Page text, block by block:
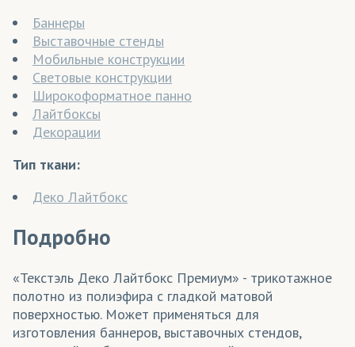
Баннеры
Выставочные стенды
Мобильные конструкции
Световые конструкции
Широкоформатное панно
Лайтбоксы
Декорации
Тип ткани:
Деко Лайтбокс
Подробно
«Текстэль Деко Лайтбокс Премиум» - трикотажное
полотно из полиэфира с гладкой матовой
поверхностью. Может применяться для
изготовления баннеров, выставочных стендов,